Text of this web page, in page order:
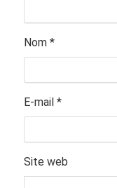
Nom *
E-mail *
Site web